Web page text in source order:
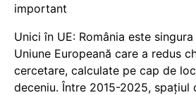
important
Unici în UE: România este
Uniune Europeană care a redus
cercetare, calculate pe cap de
deceniu. Între 2015-2025, spațiul